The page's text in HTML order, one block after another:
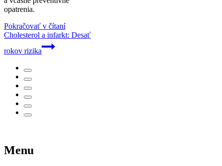
opatrenia.
Pokračovať v čítaní
Cholesterol a infarkt: Desať
rokov rizika
Menu